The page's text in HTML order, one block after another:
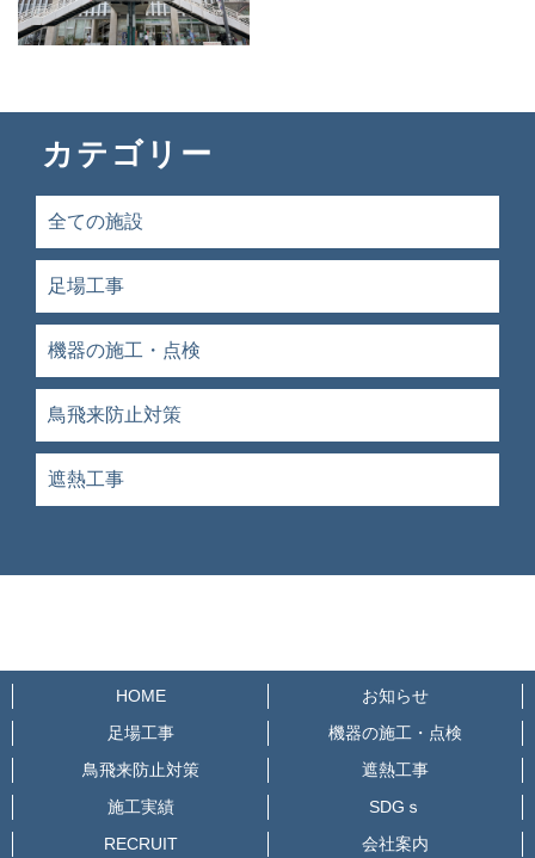
カテゴリー
全ての施設
足場工事
機器の施工・点検
鳥飛来防止対策
遮熱工事
HOME
お知らせ
足場工事
機器の施工・点検
鳥飛来防止対策
遮熱工事
施工実績
SDGｓ
RECRUIT
会社案内